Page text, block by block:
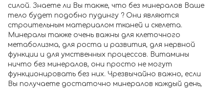
силой. Знаете ли Вы также, что без минералов Ваше
тело будет подобно пудингу ? Они являются
строительным материалом тканей и скелета.
Минералы также очень важны для клеточного
метаболизма, для роста и развития, для нервной
функции и для умственных процессов. Витамины
ничто без минералов, они просто не могут
функционировать без них. Чрезвычайно важно, если
Вы получаете достаточно минералов каждый день,